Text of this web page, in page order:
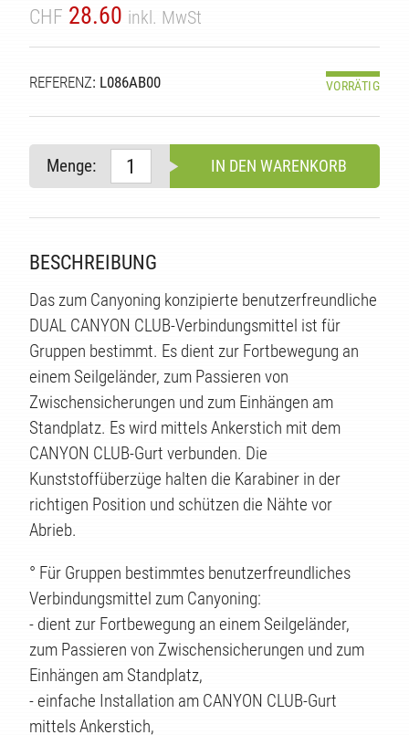
CHF 28.60 inkl. MwSt
REFERENZ: L086AB00 VORRÄTIG
Menge: IN DEN WARENKORB
BESCHREIBUNG
Das zum Canyoning konzipierte benutzerfreundliche
DUAL CANYON CLUB-Verbindungsmittel ist für
Gruppen bestimmt. Es dient zur Fortbewegung an
einem Seilgeländer, zum Passieren von
Zwischensicherungen und zum Einhängen am
Standplatz. Es wird mittels Ankerstich mit dem
CANYON CLUB-Gurt verbunden. Die
Kunststoffüberzüge halten die Karabiner in der
richtigen Position und schützen die Nähte vor
Abrieb.
° Für Gruppen bestimmtes benutzerfreundliches
Verbindungsmittel zum Canyoning:
- dient zur Fortbewegung an einem Seilgeländer,
zum Passieren von Zwischensicherungen und zum
Einhängen am Standplatz,
- einfache Installation am CANYON CLUB-Gurt
mittels Ankerstich,